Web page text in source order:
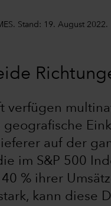
Stand: 19. August 2022.
verfügen
auf der
im S&P 500
% ihrer
kann diese